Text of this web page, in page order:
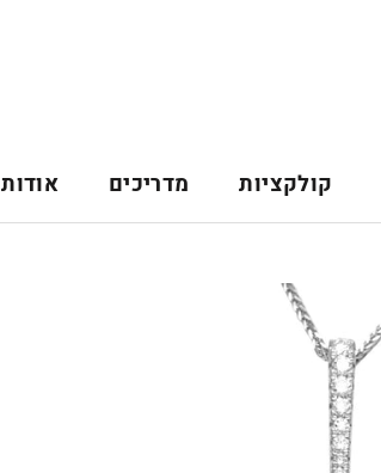
קולקציות מדריכים אודות